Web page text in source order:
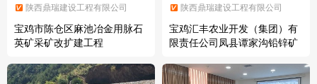
陕西鼎瑞建设工程有限公司
宝鸡市陈仓区麻池冶金用脉石
英矿采矿改扩建工程
陕西鼎瑞建设工程有限公司
宝鸡汇丰农业开发（集团）有
限责任公司凤县谭家沟铅锌矿